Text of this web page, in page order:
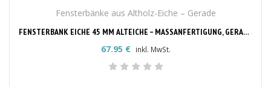
Fensterbänke aus Altholz-Eiche – Gerade
FENSTERBANK EICHE 45 MM ALTEICHE – MASSANFERTIGUNG, GERADE KANTE
67.95 € inkl. MwSt.